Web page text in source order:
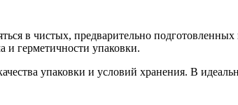
в чистых, предварительно
и герметичности упаковки.
упаковки и условий хранения. В